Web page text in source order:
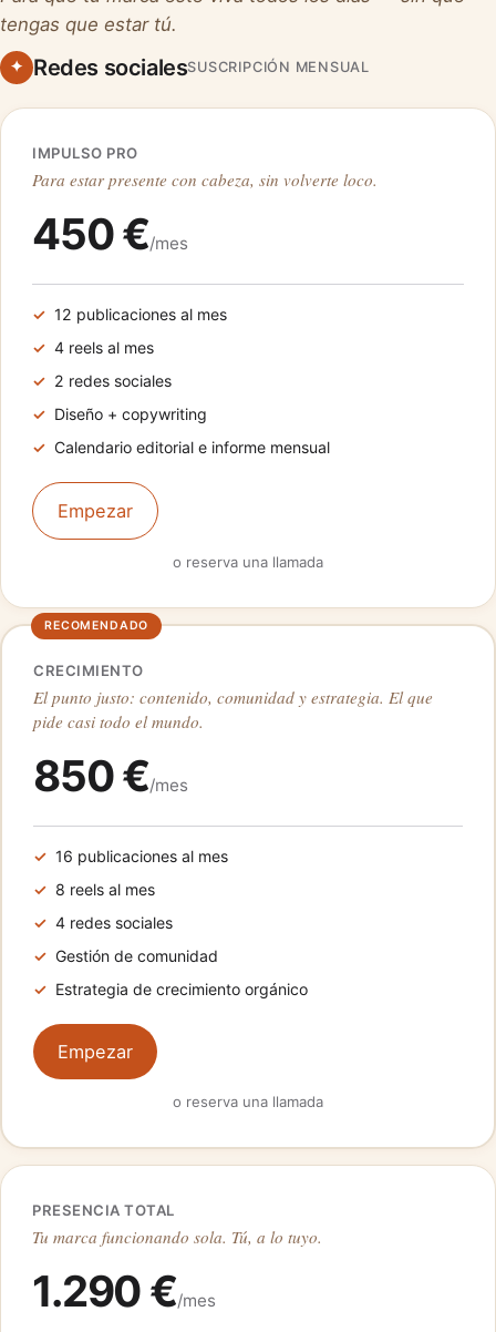
tengas que estar tú.
✦ Redes socialesSUSCRIPCIÓN MENSUAL
IMPULSO PRO
Para estar presente con cabeza, sin volverte loco.
450 €/mes
12 publicaciones al mes
4 reels al mes
2 redes sociales
Diseño + copywriting
Calendario editorial e informe mensual
Empezar
o reserva una llamada
RECOMENDADO
CRECIMIENTO
El punto justo: contenido, comunidad y estrategia. El que
pide casi todo el mundo.
850 €/mes
16 publicaciones al mes
8 reels al mes
4 redes sociales
Gestión de comunidad
Estrategia de crecimiento orgánico
Empezar
o reserva una llamada
PRESENCIA TOTAL
Tu marca funcionando sola. Tú, a lo tuyo.
1.290 €/mes